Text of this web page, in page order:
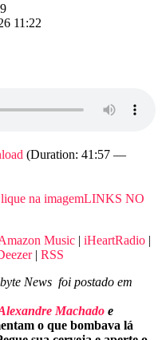
11:22
(Duration: 41:57 —
na imagemLINKS NO
Music | iHeartRadio |
| RSS
News foi postado em
Machado e
o que bombava lá